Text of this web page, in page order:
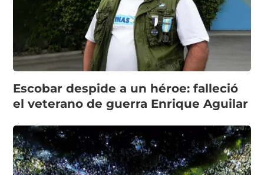
Escobar despide a un héroe: falleció
el veterano de guerra Enrique Aguilar